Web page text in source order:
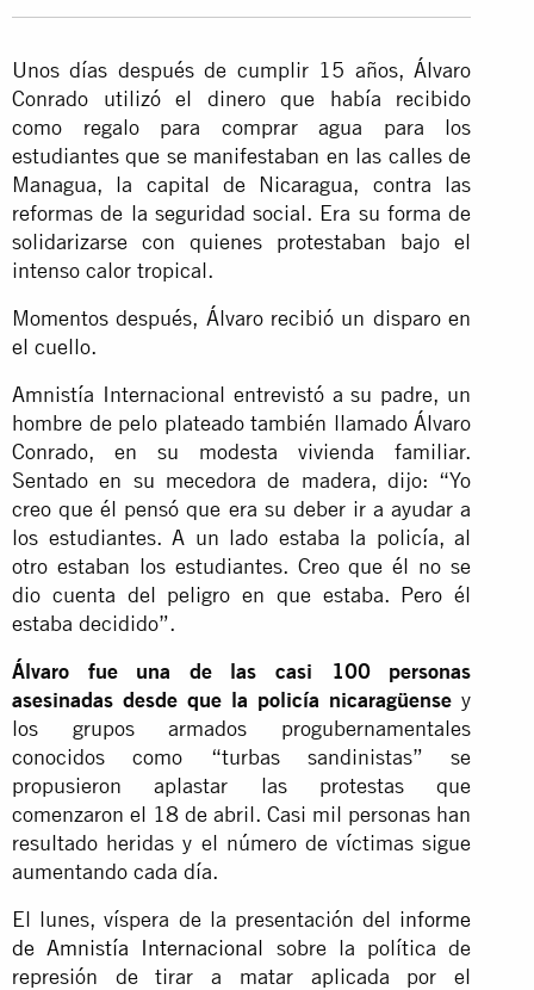
Unos días después de cumplir 15 años, Álvaro
Conrado utilizó el dinero que había recibido
como regalo para comprar agua para los
estudiantes que se manifestaban en las calles de
Managua, la capital de Nicaragua, contra las
reformas de la seguridad social. Era su forma de
solidarizarse con quienes protestaban bajo el
intenso calor tropical.
Momentos después, Álvaro recibió un disparo en
el cuello.
Amnistía Internacional entrevistó a su padre, un
hombre de pelo plateado también llamado Álvaro
Conrado, en su modesta vivienda familiar.
Sentado en su mecedora de madera, dijo: “Yo
creo que él pensó que era su deber ir a ayudar a
los estudiantes. A un lado estaba la policía, al
otro estaban los estudiantes. Creo que él no se
dio cuenta del peligro en que estaba. Pero él
estaba decidido”.
Álvaro fue una de las casi 100 personas
asesinadas desde que la policía nicaragüense y
los grupos armados progubernamentales
conocidos como “turbas sandinistas” se
propusieron aplastar las protestas que
comenzaron el 18 de abril. Casi mil personas han
resultado heridas y el número de víctimas sigue
aumentando cada día.
El lunes, víspera de la presentación del informe
de Amnistía Internacional sobre la política de
represión de tirar a matar aplicada por el